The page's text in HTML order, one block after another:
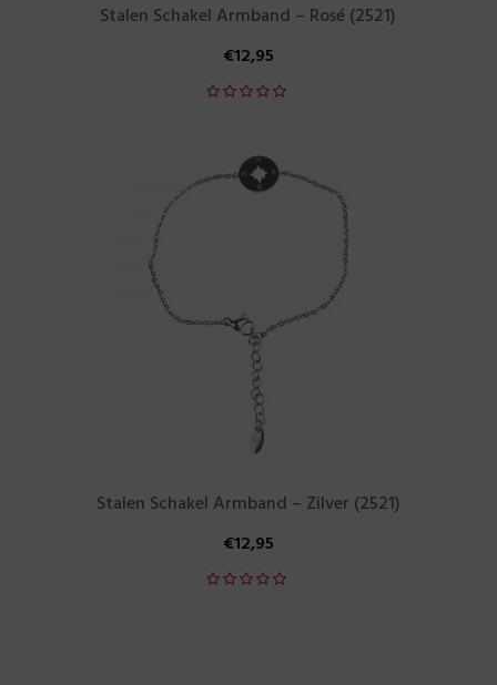
Stalen Schakel Armband – Rosé (2521)
€12,95
Stalen Schakel Armband – Zilver (2521)
€12,95